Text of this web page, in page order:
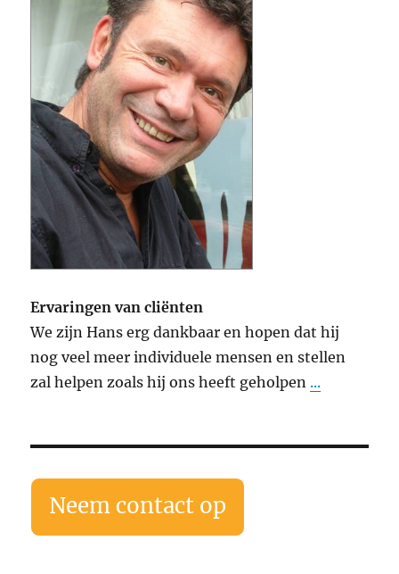
Ervaringen van cliënten
We zijn Hans erg dankbaar en hopen dat hij
nog veel meer individuele mensen en stellen
zal helpen zoals hij ons heeft geholpen ...
Neem contact op